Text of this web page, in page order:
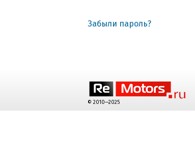
Забыли пароль?
© 2010—2025